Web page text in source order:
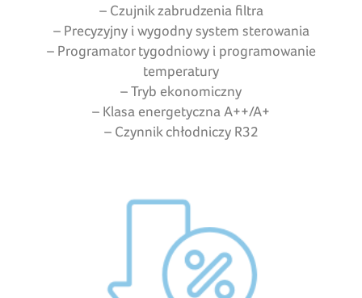
– Czujnik zabrudzenia filtra
– Precyzyjny i wygodny system sterowania
– Programator tygodniowy i programowanie
temperatury
– Tryb ekonomiczny
– Klasa energetyczna A++/A+
– Czynnik chłodniczy R32